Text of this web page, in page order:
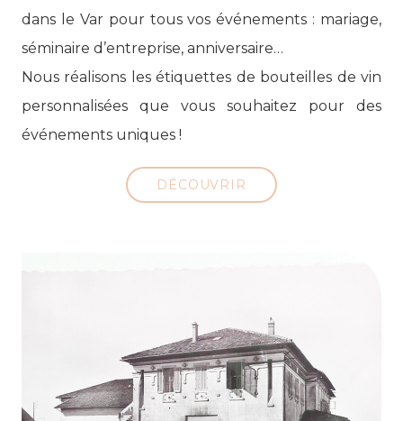
dans le Var pour tous vos événements : mariage,
séminaire d’entreprise, anniversaire…
Nous réalisons les étiquettes de bouteilles de vin
personnalisées que vous souhaitez pour des
événements uniques !
DÉCOUVRIR